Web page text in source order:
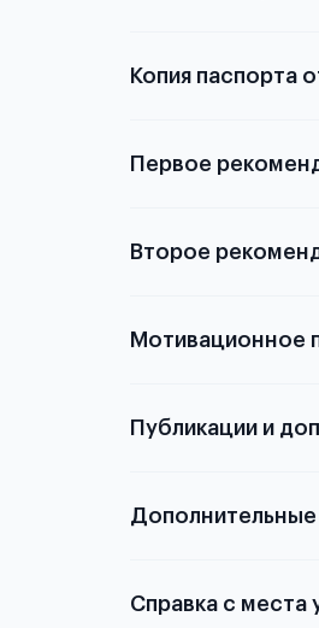
Копия паспорта
Первое
Второе
Мотивационное
Публикации и
Справка с места